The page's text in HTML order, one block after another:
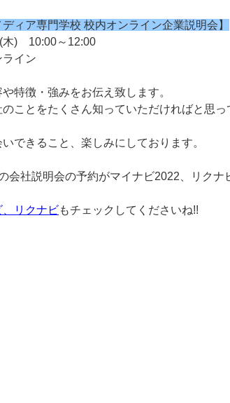
ディア専門学校 校内オンライン企業説明会】
(木) 10:00～12:00
ライン
特徴・強みをお伝え致します。
ことをたくさん知っていただければと思っ
できること、楽しみにしております。
会社説明会の予約がマイナビ2022、リクナ
、リクナビもチェックしてくださいね!!